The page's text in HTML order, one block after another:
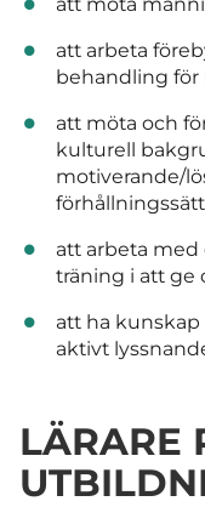
att arbeta
behandling för
att möta och
kulturell
motiverande/
förhållningssätt
att arbeta med
träning i att ge
att ha
aktivt
LÄRARE